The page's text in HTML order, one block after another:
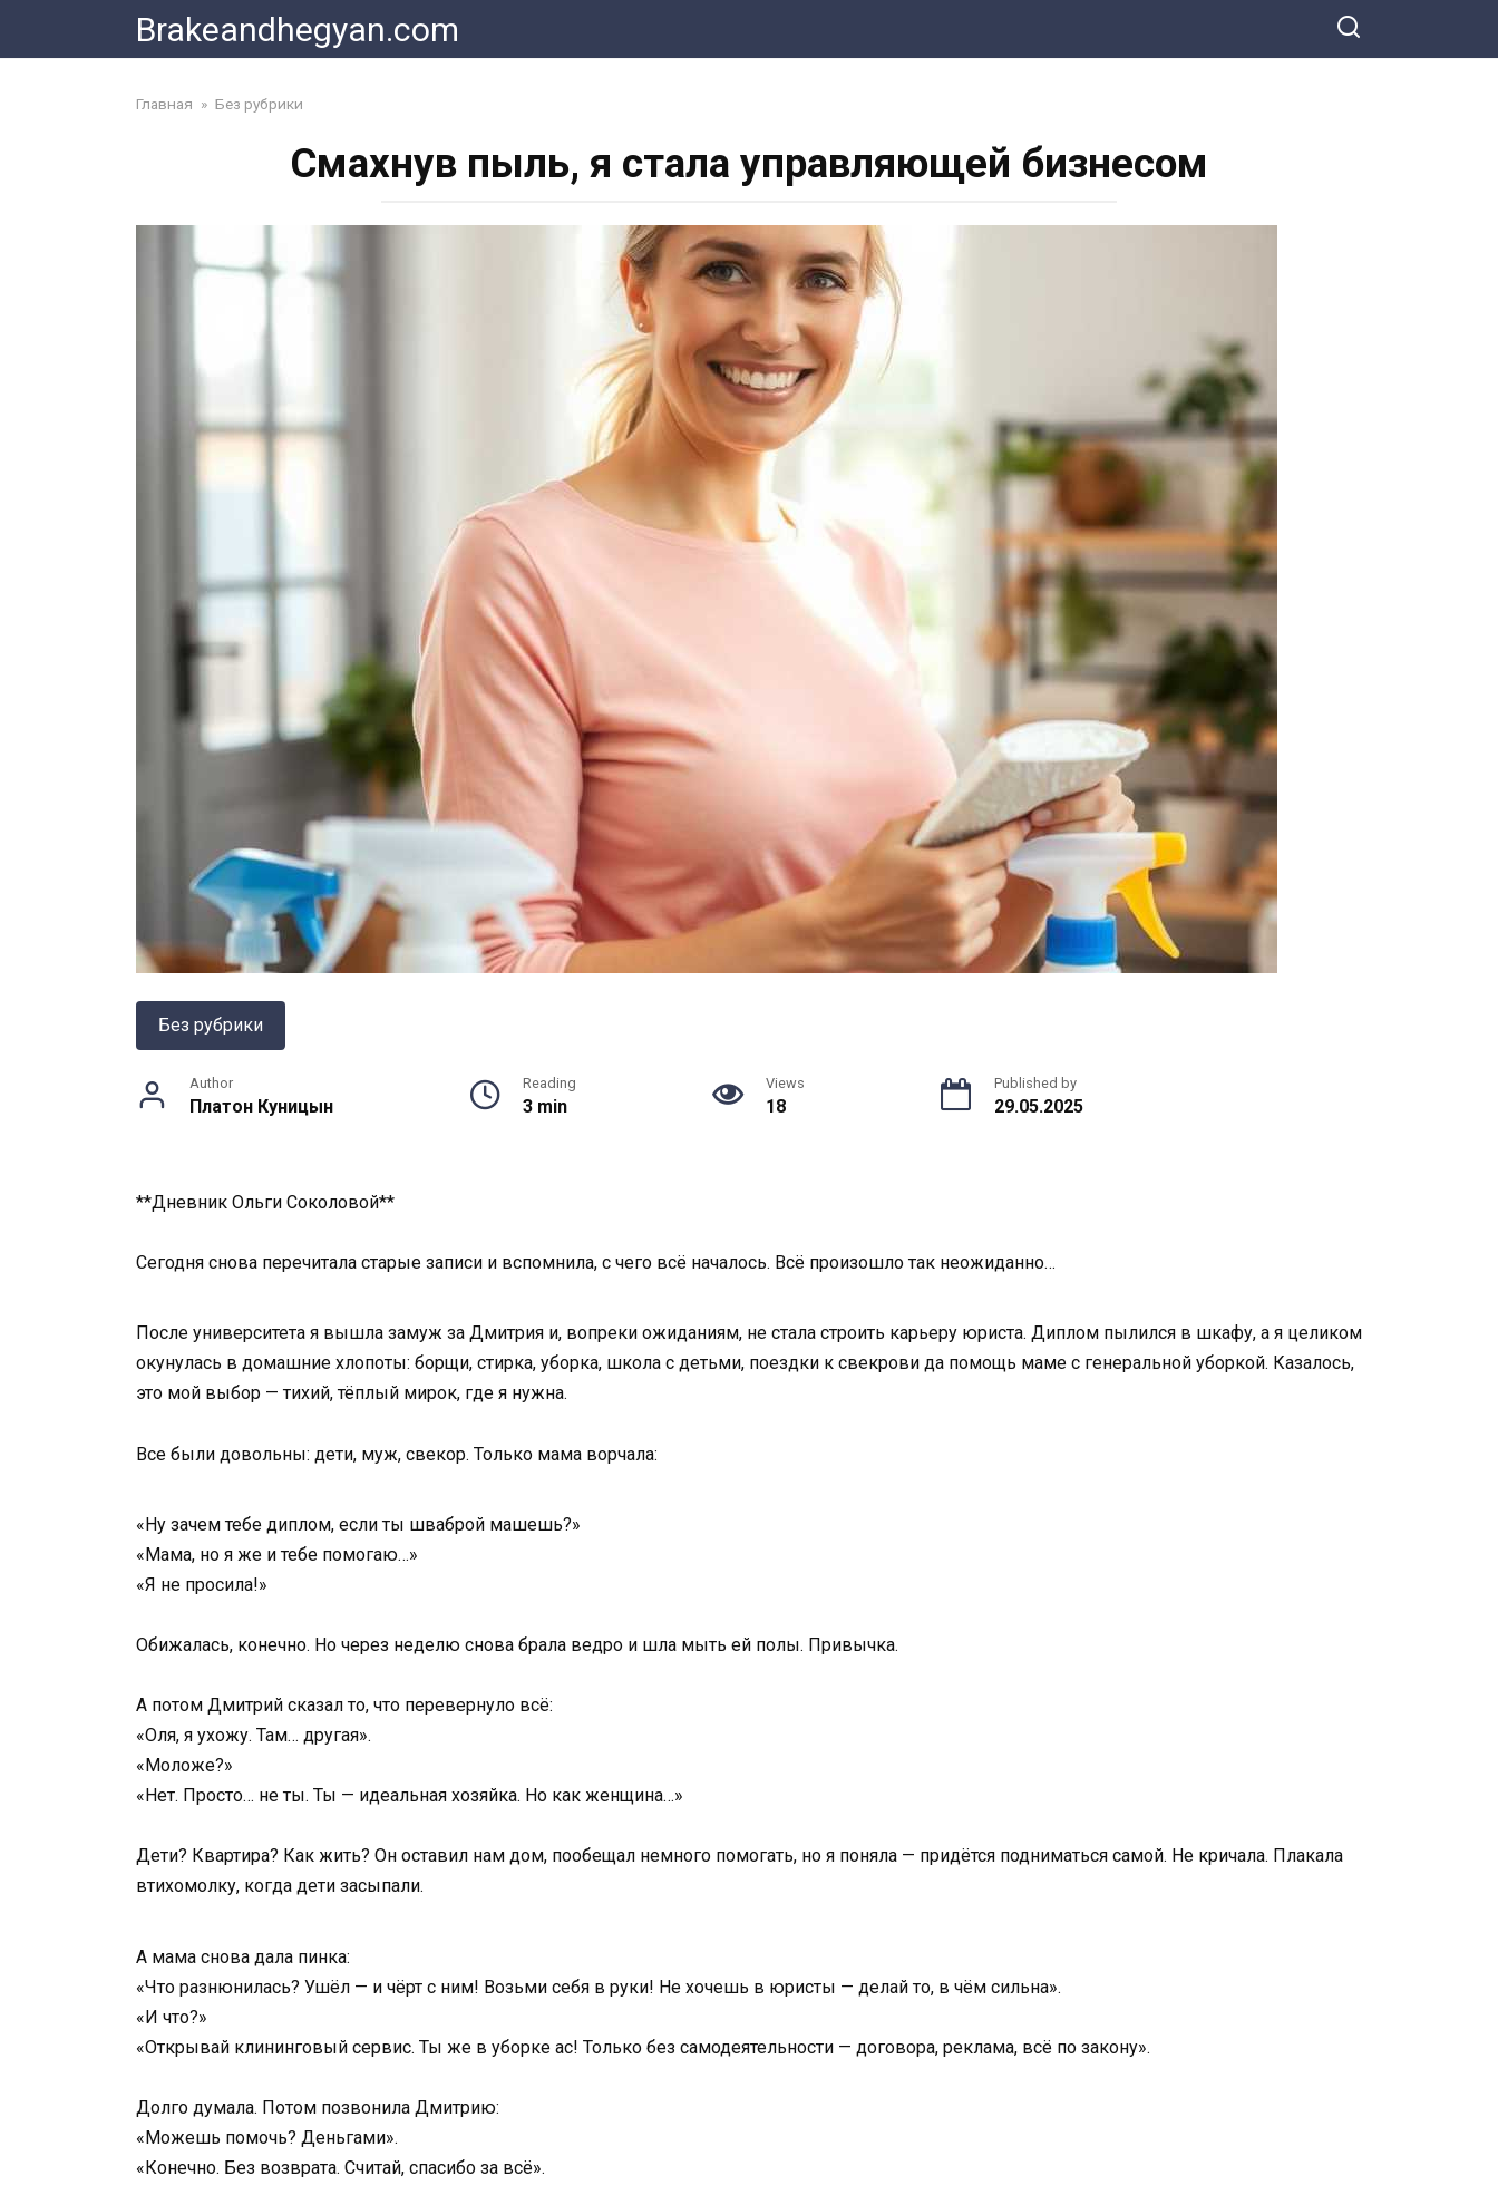
content
Brakeandhegyan.com
Главная » Без рубрики
Смахнув пыль, я стала управляющей бизнесом
Без рубрики
Author
Платон Куницын
Reading
3 min
Views
18
Published by
29.05.2025
**Дневник Ольги Соколовой**
Сегодня снова перечитала старые записи и вспомнила, с чего всё началось. Всё произошло так неожиданно…
После университета я вышла замуж за Дмитрия и, вопреки ожиданиям, не стала строить карьеру юриста. Диплом пылился в шкафу, а я целиком
окунулась в домашние хлопоты: борщи, стирка, уборка, школа с детьми, поездки к свекрови да помощь маме с генеральной уборкой. Казалось,
это мой выбор — тихий, тёплый мирок, где я нужна.
Все были довольны: дети, муж, свекор. Только мама ворчала:
«Ну зачем тебе диплом, если ты шваброй машешь?»
«Мама, но я же и тебе помогаю…»
«Я не просила!»
Обижалась, конечно. Но через неделю снова брала ведро и шла мыть ей полы. Привычка.
А потом Дмитрий сказал то, что перевернуло всё:
«Оля, я ухожу. Там… другая».
«Моложе?»
«Нет. Просто… не ты. Ты — идеальная хозяйка. Но как женщина…»
Дети? Квартира? Как жить? Он оставил нам дом, пообещал немного помогать, но я поняла — придётся подниматься самой. Не кричала. Плакала
втихомолку, когда дети засыпали.
А мама снова дала пинка:
«Что разнюнилась? Ушёл — и чёрт с ним! Возьми себя в руки! Не хочешь в юристы — делай то, в чём сильна».
«И что?»
«Открывай клининговый сервис. Ты же в уборке ас! Только без самодеятельности — договора, реклама, всё по закону».
Долго думала. Потом позвонила Дмитрию:
«Можешь помочь? Деньгами».
«Конечно. Без возврата. Считай, спасибо за всё».